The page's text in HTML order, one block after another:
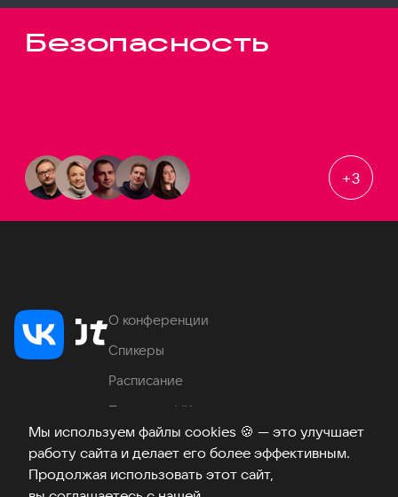
Мы используем файлы cookies 🍪 — это улучшает
работу сайта и делает его более эффективным.
Продолжая использовать этот сайт,
Безопасность
+3
О конференции
Спикеры
Расписание
Продукты VK
Место проведения
Часто задаваемые вопросы